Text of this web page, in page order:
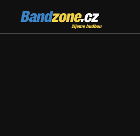
Bandzone.cz
žijeme hudbou